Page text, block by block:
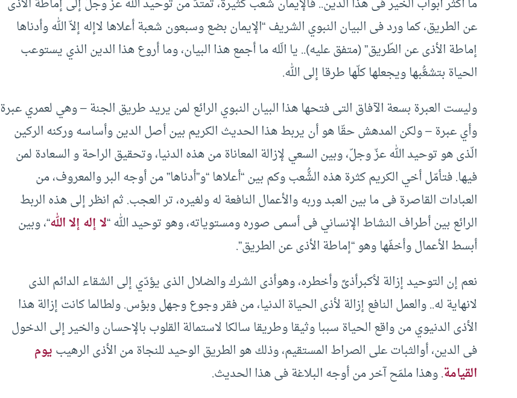
ما أكثر أبواب الخير فى هذا الدين.. فالإيمان شعب كثيرة، تمتدّ من توحيد الله عزّ وجلّ إلى إماطة الأذى
عن الطريق، كما ورد فى البيان النبوي الشريف “الإيمان بضع وسبعون شعبة أعلاها لاإله إلاّ الله وأدناها
إماطة الأذى عن الطّريق” (متفق عليه).. يا الَله ما أجمع هذا البيان، وما أروع هذا الدين الذي يستوعب
الحياة بتشعُّبها ويجعلها كلّها طرقا إلى الله.
وليست العبرة بسعة الآفاق التى فتحها هذا البيان النبوي الرائع لمن يريد طريق الجنة – وهي لعمري عبرة
وأي عبرة – ولكن المدهش حقّا هو أن يربط هذا الحديث الكريم بين أصل الدين وأساسه وركنه الركين
الّذى هو توحيد الله عزّ وجلّ، وبين السعي لإزالة المعاناة من هذه الدنيا، وتحقيق الراحة و السعادة لمن
فيها. فتأمّل أخي الكريم كثرة هذه الشُّعب وكم بين “أعلاها “و”أدناها” من أوجه البر والمعروف، من
العبادات القاصرة فى ما بين العبد وربه والأعمال النافعة له ولغيره، تر العجب. ثم انظر إلى هذه الربط
الرائع بين أطراف النشاط الإنساني فى أسمى صوره ومستوياته، وهو توحيد الله “لا إله إلا الله“، وبين
أبسط الأعمال وأخفّها وهو “إماطة الأذى عن الطريق”.
نعم إن التوحيد إزالة لأكبرأذىً وأخطره، وهوأذى الشرك والضلال الذى يؤدّي إلى الشقاء الدائم الذى
لانهاية له.. والعمل النافع إزالة لأذى الحياة الدنيا، من فقر وجوع وجهل وبؤس. ولطالما كانت إزالة هذا
الأذى الدنيوي من واقع الحياة سببا وثيقا وطريقا سالكا لاستمالة القلوب بالإحسان والخير إلى الدخول
فى الدين، أوالثبات على الصراط المستقيم، وذلك هو الطريق الوحيد للنجاة من الأذى الرهيبيوم
القيامة. وهذا ملمَح آخر من أوجه البلاغة فى هذا الحديث.